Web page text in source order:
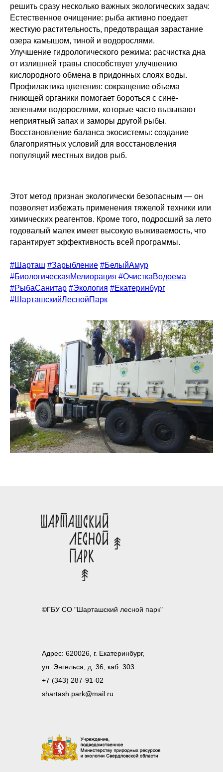
решить сразу несколько важных экологических задач:
Естественное очищение: рыба активно поедает
жесткую растительность, предотвращая зарастание
озера камышом, тиной и водорослями.
Улучшение гидрологического режима: расчистка дна
от излишней травы способствует улучшению
кислородного обмена в придонных слоях воды.
Профилактика цветения: сокращение объема
гниющей органики помогает бороться с сине-
зелеными водорослями, которые часто вызывают
неприятный запах и заморы другой рыбы.
Восстановление баланса экосистемы: создание
благоприятных условий для восстановления
популяций местных видов рыб.
Этот метод признан экологически безопасным — он
позволяет избежать применения тяжелой техники или
химических реагентов. Кроме того, подросший за лето
годовалый малек имеет высокую выживаемость, что
гарантирует эффективность всей программы.
#Шарташ #Зарыбление #БелыйАмур
#БиологическаяМелиорация #ОчисткаВодоема
#РыбаСанитар #Экология #Екатеринбург
#ШарташскийЛеснойПарк
©ГБУ СО "Шарташский лесной парк"
Адрес: 620026, г. Екатеринбург,
ул. Энгельса, д. 36, каб. 303
+7 (343) 287-91-02
shartash.park@mail.ru